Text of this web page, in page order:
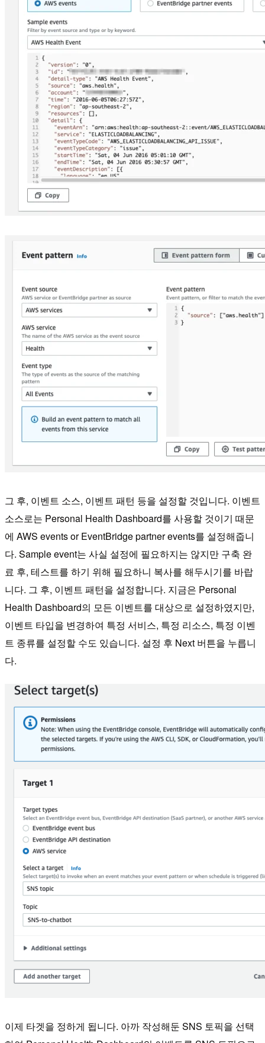
그 후, 이벤트 소스, 이벤트 패턴 등을 설정할 것입니다. 이벤트
소스로는 Personal Health Dashboard를 사용할 것이기 때문
에 AWS events or EventBridge partner events를 설정해줍니
다. Sample event는 사실 설정에 필요하지는 않지만 구축 완
료 후, 테스트를 하기 위해 필요하니 복사를 해두시기를 바랍
니다. 그 후, 이벤트 패턴을 설정합니다. 지금은 Personal
Health Dashboard의 모든 이벤트를 대상으로 설정하였지만,
이벤트 타입을 변경하여 특정 서비스, 특정 리소스, 특정 이벤
트 종류를 설정할 수도 있습니다. 설정 후 Next 버튼을 누릅니
다.
이제 타겟을 정하게 됩니다. 아까 작성해둔 SNS 토픽을 선택